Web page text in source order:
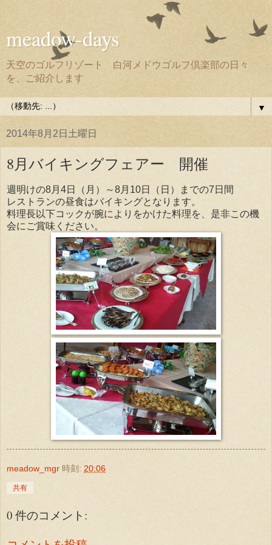
meadow-days
天空のゴルフリゾート 白河メドウゴルフ倶楽部の日々
を、ご紹介します
▼
2014年8月2日土曜日
8月バイキングフェアー 開催
週明けの8月4日（月）～8月10日（日）までの7日間
レストランの昼食はバイキングとなります。
料理長以下コックが腕によりをかけた料理を、是非この機
会にご賞味ください。
meadow_mgr 時刻: 20:06
共有
0 件のコメント: